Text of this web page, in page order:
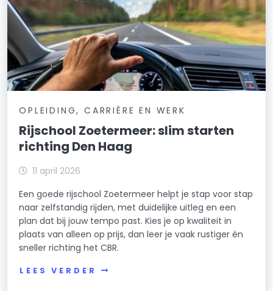
OPLEIDING, CARRIÈRE EN WERK
Rijschool Zoetermeer: slim starten
richting Den Haag
11 april 2026
Een goede rijschool Zoetermeer helpt je stap voor stap
naar zelfstandig rijden, met duidelijke uitleg en een
plan dat bij jouw tempo past. Kies je op kwaliteit in
plaats van alleen op prijs, dan leer je vaak rustiger én
sneller richting het CBR.
LEES VERDER